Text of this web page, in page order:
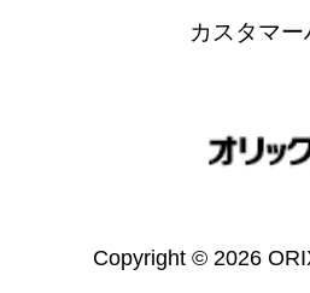
カスタマ
Copyright © 2026